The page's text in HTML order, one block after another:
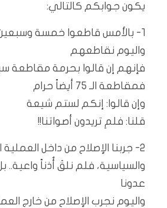
يكون جوابكم كالتالي:
١- بالأمس قاطعوا خمسة وسبعين
واليوم نقاطعهم
فإنهم إن قالوا بحرمة مقاطعة
فمقاطعة الـ ٧٥ أيضاً حرام
وإن قالوا: إنكم لستم شيعة
قلنا: فلمِ تريدون أصواتنا!!
٢- جربنا الإصلاح من داخل العملية
والسياسية، فلم نلقَ أُذناً واعية..
عدونا
واليوم نجرب الإصلاح من خارج